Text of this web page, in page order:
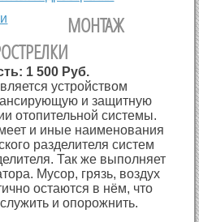
МОНТАЖ
1 500 Руб.
устройством
и защитную
отопительной системы.
и иные наименования
разделителя систем
Так же выполняет
Мусор, грязь, воздух
остаются в нём, что
и опорожнить.